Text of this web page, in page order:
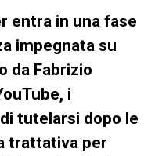
entra in una fase
impegnata su
da Fabrizio
i
tutelarsi dopo le
trattativa per